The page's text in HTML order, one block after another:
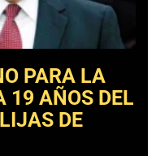
PARA LA
19 AÑOS DEL
DE